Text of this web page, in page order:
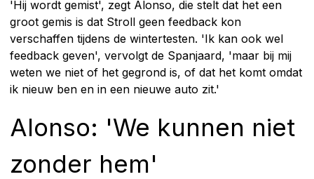
'Hij wordt gemist', zegt Alonso, die stelt dat het een
groot gemis is dat Stroll geen feedback kon
verschaffen tijdens de wintertesten. 'Ik kan ook wel
feedback geven', vervolgt de Spanjaard, 'maar bij mij
weten we niet of het gegrond is, of dat het komt omdat
ik nieuw ben en in een nieuwe auto zit.'
Alonso: 'We kunnen niet
zonder hem'